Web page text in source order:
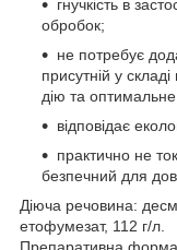
гнучкість в
обробок;
не потребує
присутній у
дію та
відповідає
практично не
безпечний для
Діюча речовина:
етофумезат, 112 г/л.